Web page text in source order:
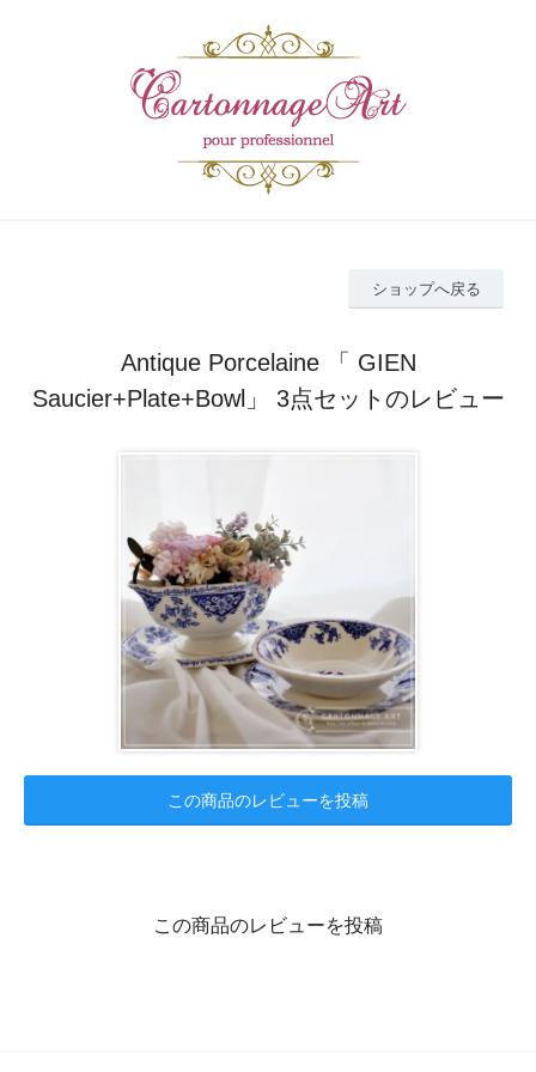
ショップへ戻る
Antique Porcelaine 「 GIEN
Saucier+Plate+Bowl」 3点セットのレビュー
この商品のレビューを投稿
この商品のレビューを投稿